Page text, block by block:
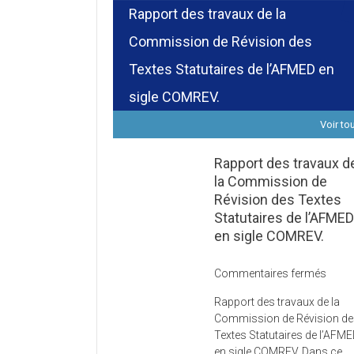
Rapport des travaux de la
Commission de Révision des
Textes Statutaires de l’AFMED en
sigle COMREV.
Voir
Rapport des travaux
la Commission de
Révision des Textes
Statutaires de l’AFMED
en sigle COMREV.
Commentaires fermés
des
de
Rapport des travaux de la
Commission de Révision
Textes Statutaires de
en sigle COMREV. Dans ce